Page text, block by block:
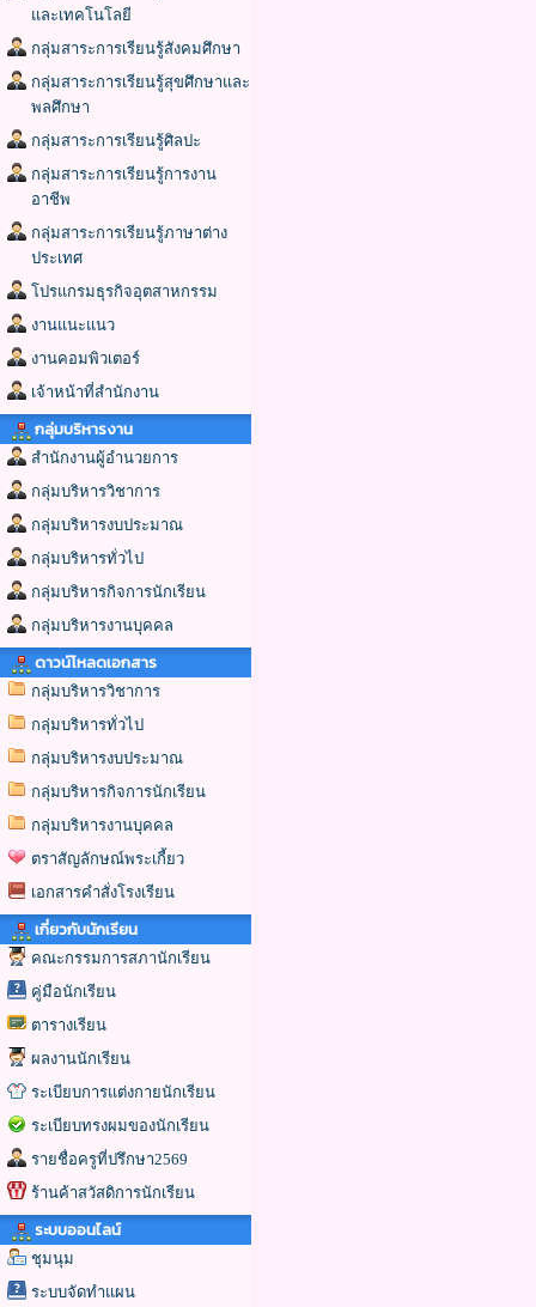
และเทคโนโลยี
กลุ่มสาระการเรียนรู้สังคมศึกษา
กลุ่มสาระการเรียนรู้สุขศึกษาและ
พลศึกษา
กลุ่มสาระการเรียนรู้ศิลปะ
กลุ่มสาระการเรียนรู้การงาน
อาชีพ
กลุ่มสาระการเรียนรู้ภาษาต่าง
ประเทศ
โปรแกรมธุรกิจอุตสาหกรรม
งานแนะแนว
งานคอมพิวเตอร์
เจ้าหน้าที่สำนักงาน
กลุ่มบริหารงาน
สำนักงานผู้อำนวยการ
กลุ่มบริหารวิชาการ
กลุ่มบริหารงบประมาณ
กลุ่มบริหารทั่วไป
กลุ่มบริหารกิจการนักเรียน
กลุ่มบริหารงานบุคคล
ดาวน์โหลดเอกสาร
กลุ่มบริหารวิชาการ
กลุ่มบริหารทั่วไป
กลุ่มบริหารงบประมาณ
กลุ่มบริหารกิจการนักเรียน
กลุ่มบริหารงานบุคคล
ตราสัญลักษณ์พระเกี้ยว
เอกสารคำสั่งโรงเรียน
เกี่ยวกับนักเรียน
คณะกรรมการสภานักเรียน
คู่มือนักเรียน
ตารางเรียน
ผลงานนักเรียน
ระเบียบการแต่งกายนักเรียน
ระเบียบทรงผมของนักเรียน
รายชื่อครูที่ปรึกษา2569
ร้านค้าสวัสดิการนักเรียน
ระบบออนไลน์
ชุมนุม
ระบบจัดทำแผน